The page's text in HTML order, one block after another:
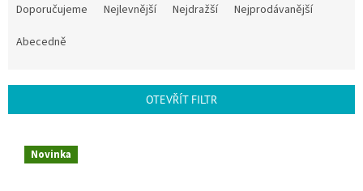
Doporučujeme Nejlevnější Nejdražší
Nejprodávanější
Abecedně
OTEVŘÍT FILTR
Novinka